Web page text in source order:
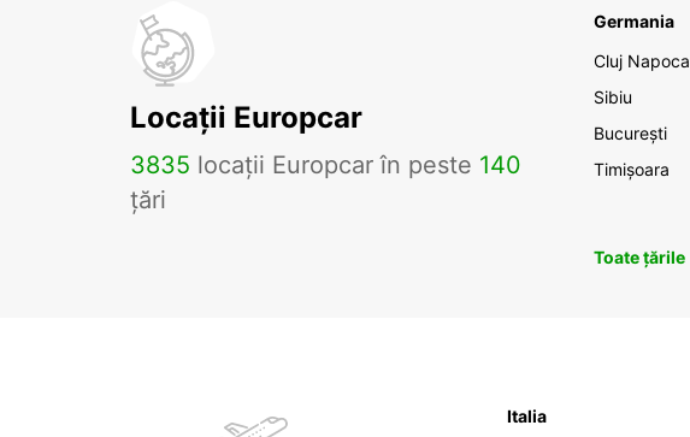
Locații Europcar
3835 locații Europcar în peste 140
țări
Germania
Cluj Napoca
Sibiu
București
Timișoara
Toate țările
Italia